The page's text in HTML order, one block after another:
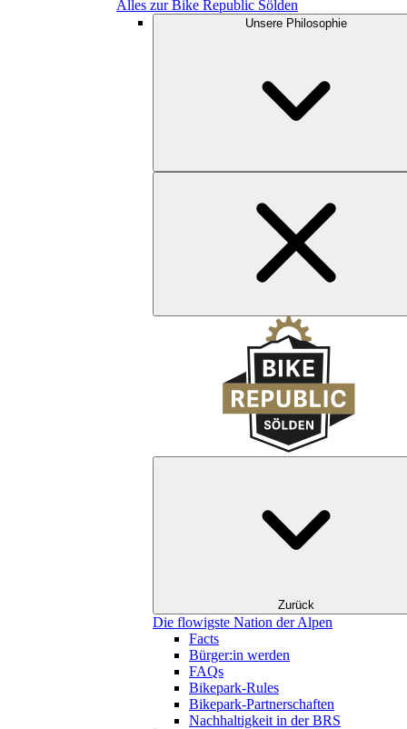
Alles zur Bike Republic Sölden
Unsere Philosophie
Zurück
Die flowigste Nation der Alpen
Facts
Bürger:in werden
FAQs
Bikepark-Rules
Bikepark-Partnerschaften
Nachhaltigkeit in der BRS